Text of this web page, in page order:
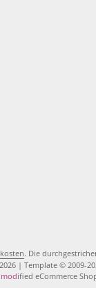
. Die
| Template © 2009-
modified eCommerce